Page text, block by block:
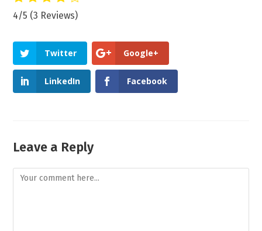
4/5 (3 Reviews)
Twitter Google+
LinkedIn Facebook
Leave a Reply